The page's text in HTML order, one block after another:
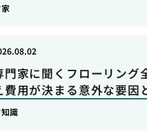
家
門家に聞くフローリング
費用が決まる意外な要因
知識